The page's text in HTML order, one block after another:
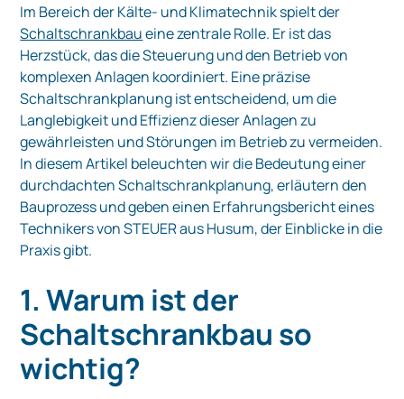
Im Bereich der Kälte- und Klimatechnik spielt der
Schaltschrankbaueine zentrale Rolle. Er ist das
Herzstück, das die Steuerung und den Betrieb von
komplexen Anlagen koordiniert. Eine präzise
Schaltschrankplanung ist entscheidend, um die
Langlebigkeit und Effizienz dieser Anlagen zu
gewährleisten und Störungen im Betrieb zu vermeiden.
In diesem Artikel beleuchten wir die Bedeutung einer
durchdachten Schaltschrankplanung, erläutern den
Bauprozess und geben einen Erfahrungsbericht eines
Technikers von STEUER aus Husum, der Einblicke in die
Praxis gibt.
1. Warum ist der
Schaltschrankbau so
wichtig?